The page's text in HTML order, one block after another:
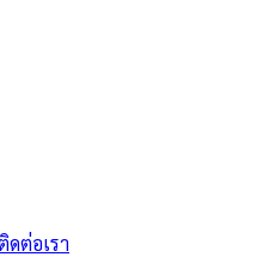
ดต่อเรา